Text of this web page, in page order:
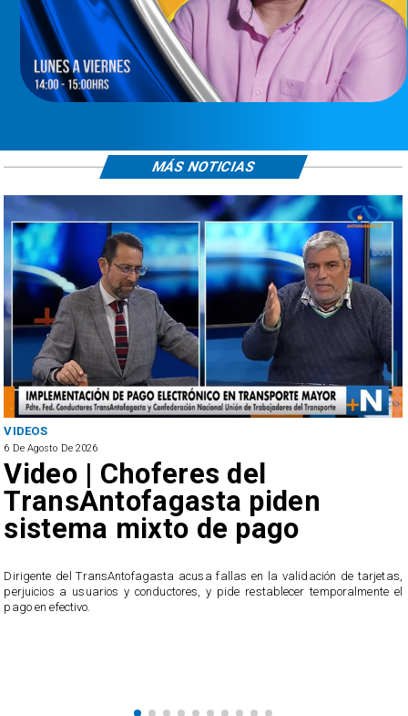
VIDEOS
6 De Agosto De 2026
Video | Choferes del
TransAntofagasta piden
sistema mixto de pago
​Dirigente del TransAntofagasta acusa fallas en la validación de tarjetas,
perjuicios a usuarios y conductores, y pide restablecer temporalmente el
pago en efectivo.
MÁS NOTICIAS